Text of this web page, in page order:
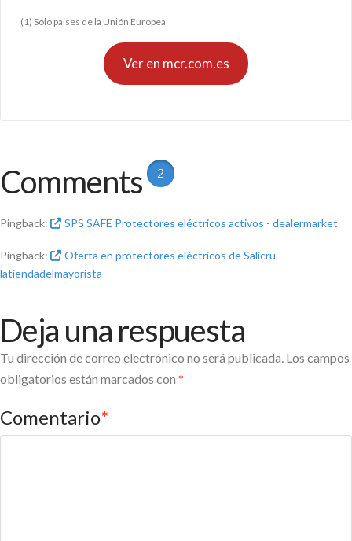
(1) Sólo paises de la Unión Europea
Ver en mcr.com.es
Comments 2
Pingback: SPS SAFE Protectores eléctricos activos - dealermarket
Pingback:
Oferta en protectores eléctricos de Salicru -
latiendadelmayorista
Deja una respuesta
Tu dirección de correo electrónico no será publicada. Los campos
obligatorios están marcados con *
Comentario*